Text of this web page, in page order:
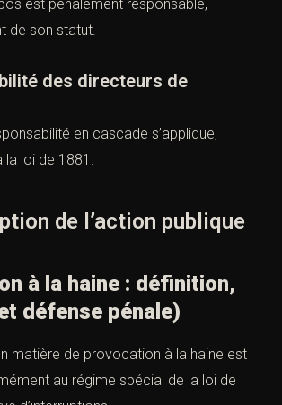
de l’auteur principal
est pénalement responsable,
de son statut.
des directeurs de
loi de 1881.
de l’action publique
à la haine : définition,
défense pénale)